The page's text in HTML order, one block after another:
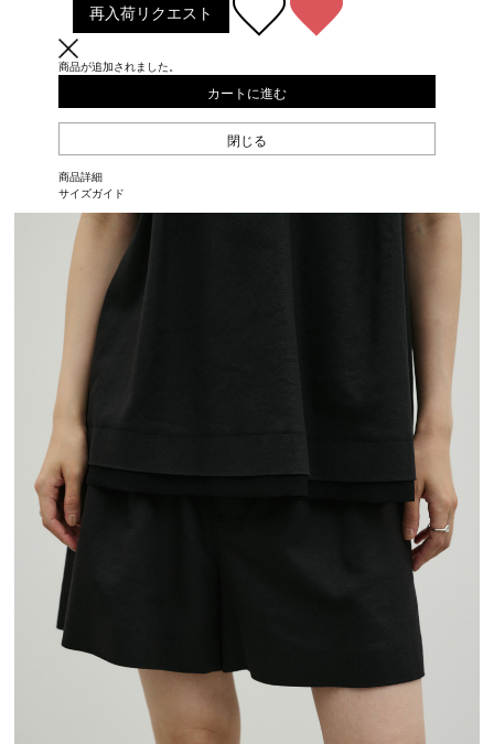
再入荷リクエスト
商品が追加されました。
カートに進む
閉じる
商品詳細
サイズガイド